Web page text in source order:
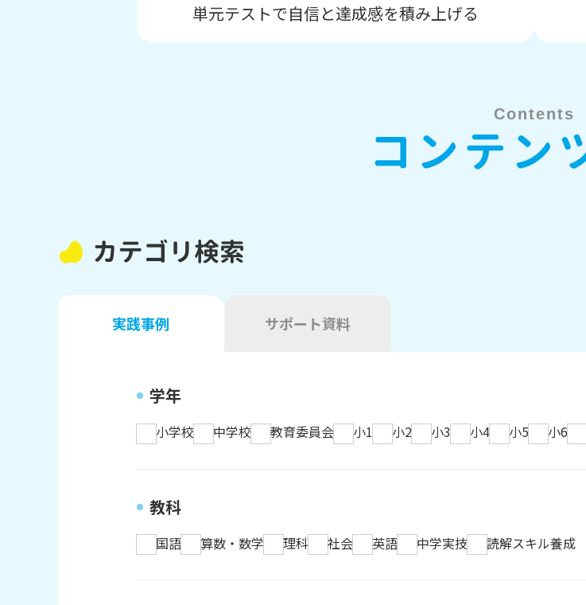
単元テストで自信と達成感を積み上げる
Contents
コンテン
カテゴリ検索
実践事例 サポート資料
学年
小学校 中学校 教育委員会 小1 小2 小3 小4 小5 小6
教科
国語 算数・数学 理科 社会 英語 中学実技 読解スキル養成